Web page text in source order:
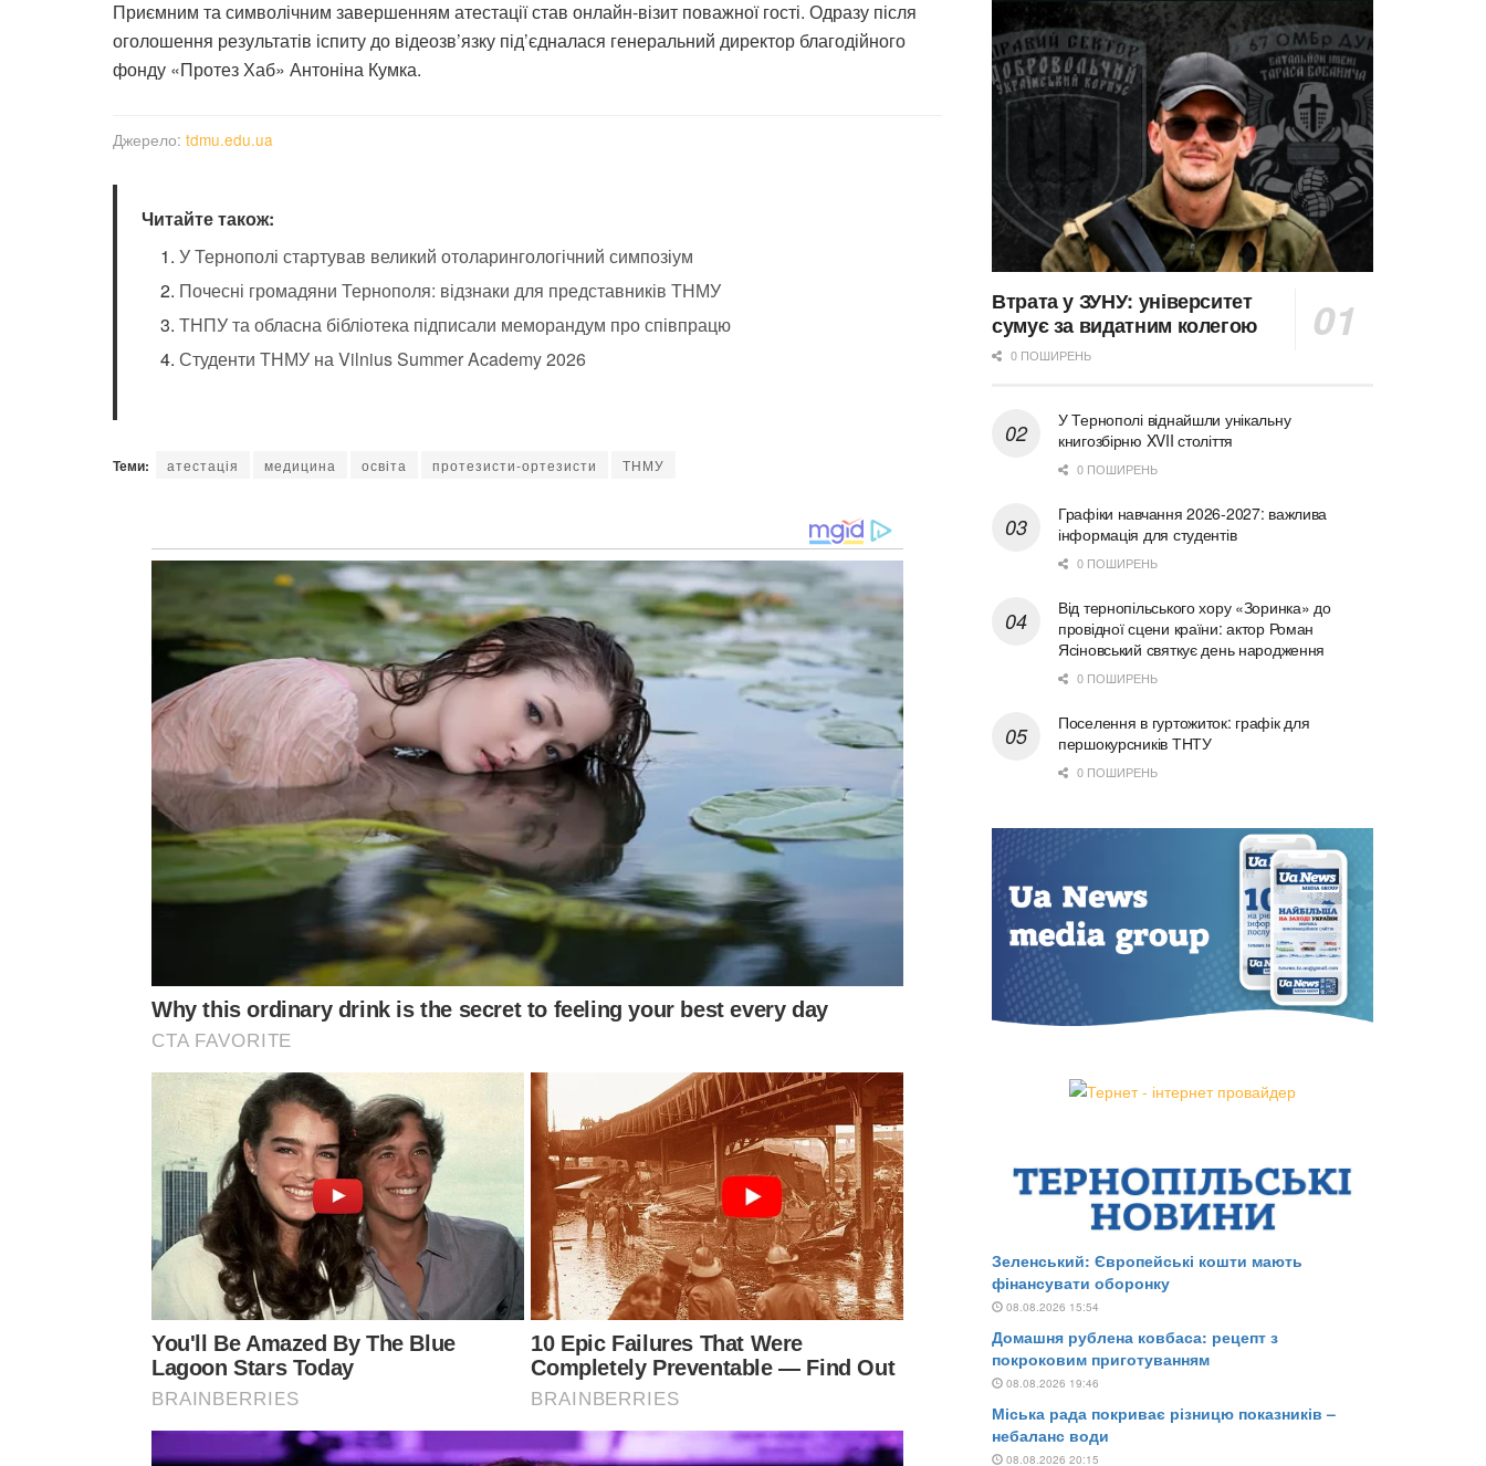
Приємним та символічним завершенням атестації став онлайн-візит поважної гості. Одразу після
оголошення результатів іспиту до відеозв’язку під’єдналася генеральний директор благодійного
фонду «Протез Хаб» Антоніна Кумка.
Джерело: tdmu.edu.ua
Читайте також:
У Тернополі стартував великий отоларингологічний симпозіум
Почесні громадяни Тернополя: відзнаки для представників ТНМУ
ТНПУ та обласна бібліотека підписали меморандум про співпрацю
Студенти ТНМУ на Vilnius Summer Academy 2026
Теми: атестація медицина освіта протезисти-ортезисти ТНМУ
Втрата у ЗУНУ: університет
сумує за видатним колегою
0 ПОШИРЕНЬ
У Тернополі віднайшли унікальну
книгозбірню XVII століття
0 ПОШИРЕНЬ
Графіки навчання 2026-2027: важлива
інформація для студентів
0 ПОШИРЕНЬ
Від тернопільського хору «Зоринка» до
провідної сцени країни: актор Роман
Ясіновський святкує день народження
0 ПОШИРЕНЬ
Поселення в гуртожиток: графік для
першокурсників ТНТУ
0 ПОШИРЕНЬ